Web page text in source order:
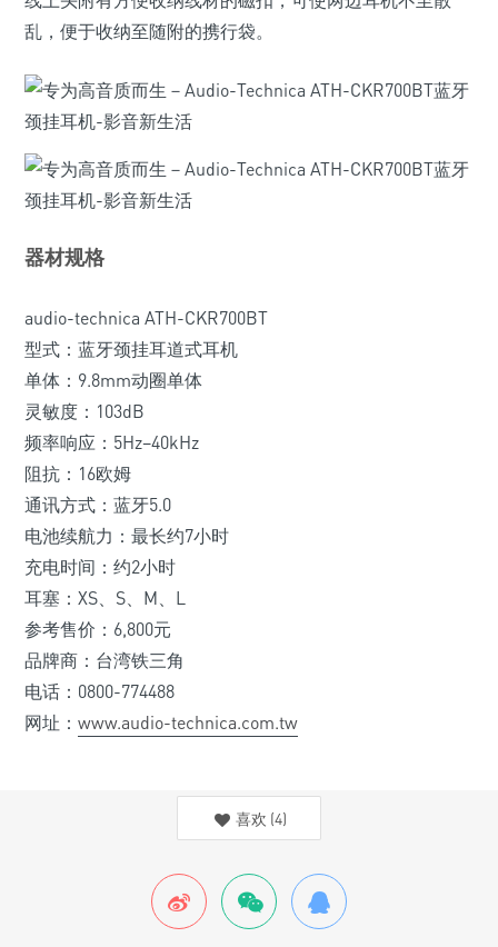
乱，便于收纳至随附的携行袋。
器材规格
audio-technica ATH-CKR700BT
型式：蓝牙颈挂耳道式耳机
单体：9.8mm动圈单体
灵敏度：103dB
频率响应：5Hz–40kHz
阻抗：16欧姆
通讯方式：蓝牙5.0
电池续航力：最长约7小时
充电时间：约2小时
耳塞：XS、S、M、L
参考售价：6,800元
品牌商：台湾铁三角
电话：0800-774488
网址： www.audio-technica.com.tw
喜欢 (4)